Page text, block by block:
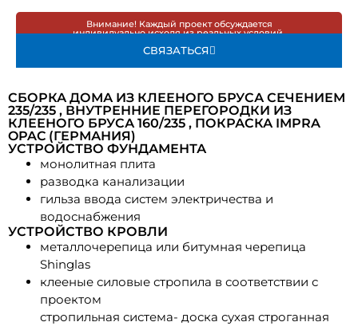
Внимание! Каждый проект обсуждается
индивидуально исходя из реальных условий.
СВЯЗАТЬСЯ
СБОРКА ДОМА ИЗ КЛЕЕНОГО БРУСА СЕЧЕНИЕМ
235/235 , ВНУТРЕННИЕ ПЕРЕГОРОДКИ ИЗ
КЛЕЕНОГО БРУСА 160/235 , ПОКРАСКА IMPRA
OPAC (ГЕРМАНИЯ)
УСТРОЙСТВО ФУНДАМЕНТА
монолитная плита
разводка канализации
гильза ввода систем электричества и
водоснабжения
УСТРОЙСТВО КРОВЛИ
металлочерепица или битумная черепица
Shinglas
клееные силовые стропила в соответствии с
проектом
стропильная система- доска сухая строганная